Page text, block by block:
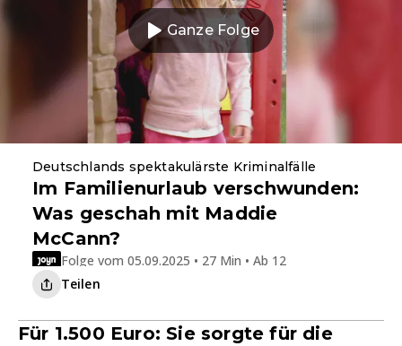
Ganze Folge
Deutschlands spektakulärste Kriminalfälle
Im Familienurlaub verschwunden:
Was geschah mit Maddie
McCann?
Folge vom 05.09.2025 • 27 Min • Ab 12
Teilen
Für 1.500 Euro: Sie sorgte für die